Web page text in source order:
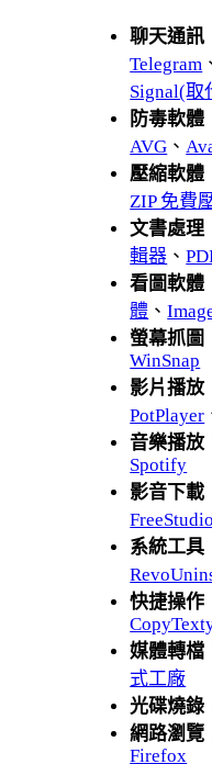
聊天通訊
Telegram
Signal(取
防毒軟體
AVG 、
壓縮軟體
ZIP 免費
文書處理
輯器 、
看圖軟體
體 、
螢幕抓圖
WinSnap
影片播放
PotPlayer
音樂播放
Spotify
影音下載
FreeStudio
系統工具
快捷操作
媒體轉檔
式工廠
光碟燒錄
網路瀏覽
Firefox